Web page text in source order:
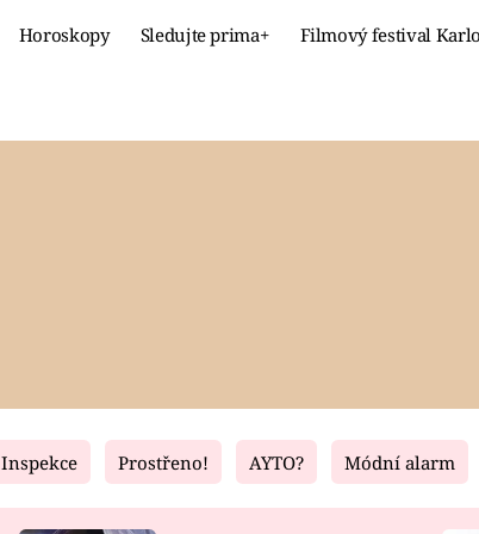
Horoskopy Sledujte prima+ Filmový festival
Fresh Living
Inspekce Prostřeno! AYTO? Módní alarm